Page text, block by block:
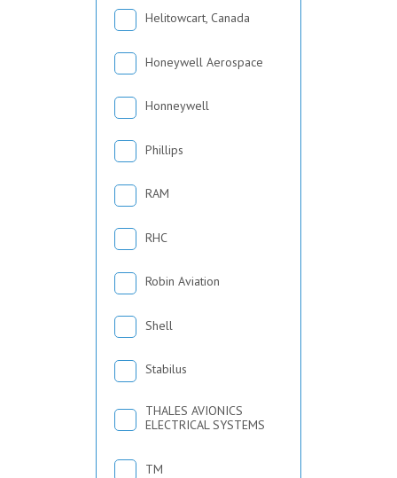
Helitowcart, Canada
Honeywell Aerospace
Honneywell
Phillips
RAM
RHC
Robin Aviation
Shell
Stabilus
THALES AVIONICS
ELECTRICAL SYSTEMS
TM